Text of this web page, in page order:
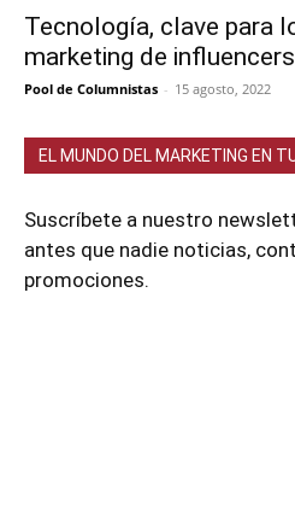
Tecnología, clave para
marketing de
Pool de Columnistas - 15 agosto, 2022
EL MUNDO DEL MARKETING EN
Suscríbete a nuestro
antes que nadie noticias,
promociones.